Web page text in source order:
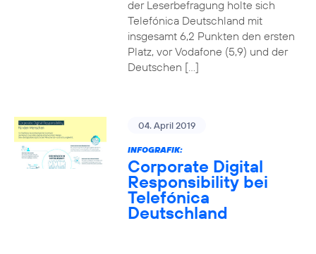
der Leserbefragung holte sich
Telefónica Deutschland mit
insgesamt 6,2 Punkten den ersten
Platz, vor Vodafone (5,9) und der
Deutschen […]
04. April 2019
INFOGRAFIK:
Corporate Digital
Responsibility bei
Telefónica
Deutschland